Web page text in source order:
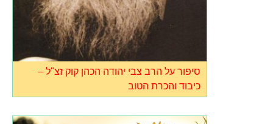
סיפור על הרב צבי יהודה הכהן קוק זצ"ל –
כיבוד והכרת הטוב